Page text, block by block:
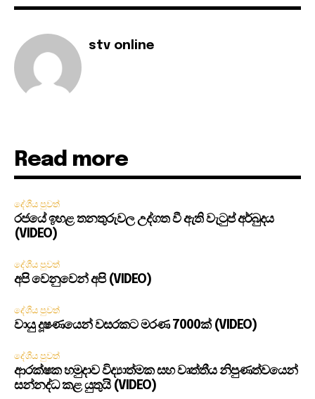
stv online
Read more
දේශීය පුවත්
රජයේ ඉහළ තනතුරුවල උද්ගත වී ඇති වැටුප් අර්බුදය
(VIDEO)
දේශීය පුවත්
අපි වෙනුවෙන් අපි (VIDEO)
දේශීය පුවත්
වායු දූෂණයෙන් වසරකට මරණ 7000ක් (VIDEO)
දේශීය පුවත්
ආරක්ෂක හමුදාව විද්‍යාත්මක සහ වෘත්තීය නිපුණත්වයෙන්
සන්නද්ධ කළ යුතුයි (VIDEO)